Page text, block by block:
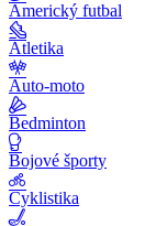
Americký futbal
Atletika
Auto-moto
Bedminton
Bojové športy
Cyklistika